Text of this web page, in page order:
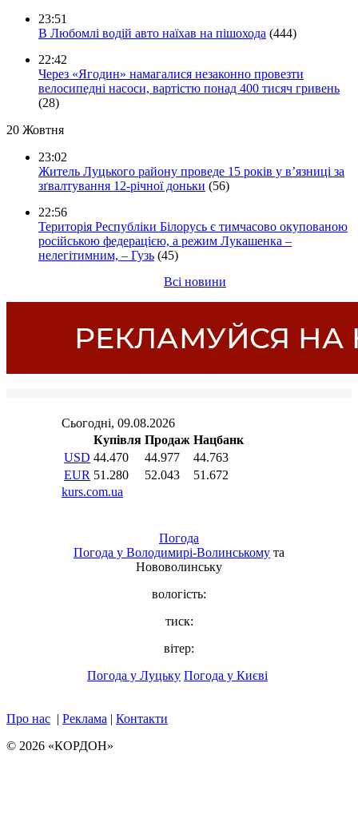
23:51
В Любомлі водій авто наїхав на пішохода (444)
22:42
Через «Ягодин» намагалися незаконно провезти
велосипедні насоси, вартістю понад 400 тисяч гривень
(28)
20 Жовтня
23:02
Житель Луцького району проведе 15 років у в’язниці за
зґвалтування 12-річної доньки (56)
22:56
Територія Республіки Білорусь є тимчасово окупованою
російською федерацією, а режим Лукашенка –
нелегітимним, – Гузь (45)
Всі новини
Погода
Погода у Володимирі-Волинському та
Нововолинську
вологість:
тиск:
вітер:
Погода у Луцьку Погода у Києві
Про нас | Реклама | Контакти
© 2026 «КОРДОН»